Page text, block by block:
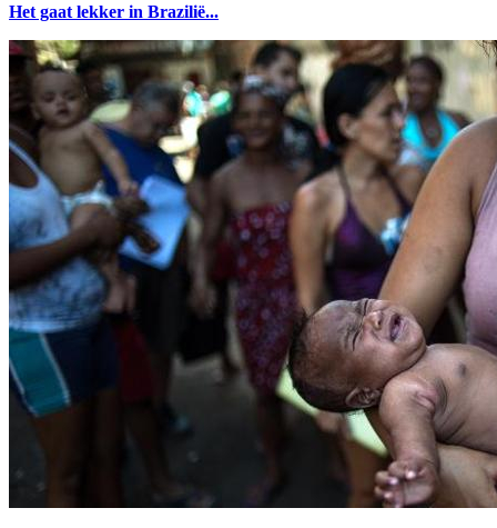
Het gaat lekker in Brazilië...